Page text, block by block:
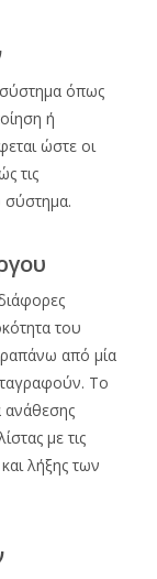
όπως
ή
ώστε οι
τις
σύστημα.
του
από μία
Το
ανάθεσης
με τις
λήξης των